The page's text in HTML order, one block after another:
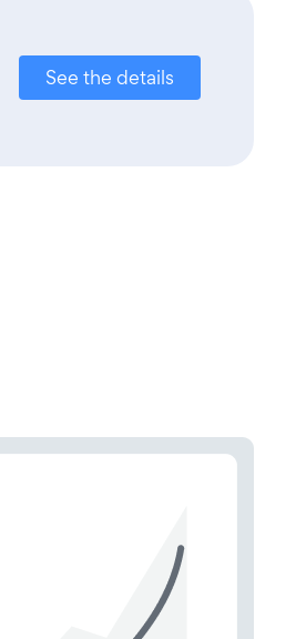
See the details